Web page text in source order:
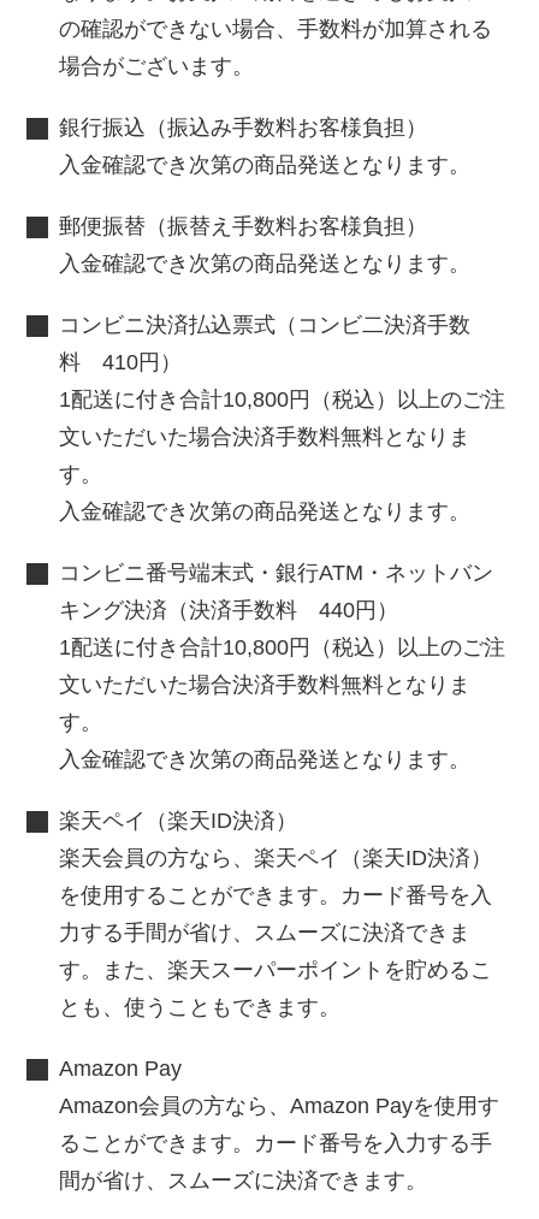
の確認ができない場合、手数料が加算される
場合がございます。
銀行振込（振込み手数料お客様負担）
入金確認でき次第の商品発送となります。
郵便振替（振替え手数料お客様負担）
入金確認でき次第の商品発送となります。
コンビニ決済払込票式（コンビ二決済手数
料 410円）
1配送に付き合計10,800円（税込）以上のご注
文いただいた場合決済手数料無料となりま
す。
入金確認でき次第の商品発送となります。
コンビニ番号端末式・銀行ATM・ネットバン
キング決済（決済手数料 440円）
1配送に付き合計10,800円（税込）以上のご注
文いただいた場合決済手数料無料となりま
す。
入金確認でき次第の商品発送となります。
楽天ペイ（楽天ID決済）
楽天会員の方なら、楽天ペイ（楽天ID決済）
を使用することができます。カード番号を入
力する手間が省け、スムーズに決済できま
す。また、楽天スーパーポイントを貯めるこ
とも、使うこともできます。
Amazon Pay
Amazon会員の方なら、Amazon Payを使用す
ることができます。カード番号を入力する手
間が省け、スムーズに決済できます。